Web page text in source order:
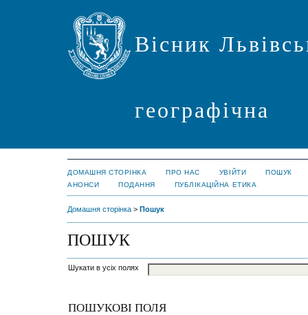
Вісник
географічна
ДОМАШНЯ СТОРІНКА ПРО НАС УВІЙТИ
ПОШУК
АНОНСИ
ПОДАННЯ ПУБЛІКАЦІЙНА ЕТИКА
Домашня сторінка > Пошук
ПОШУК
Шукати в усіх полях
ПОШУКОВІ ПОЛЯ